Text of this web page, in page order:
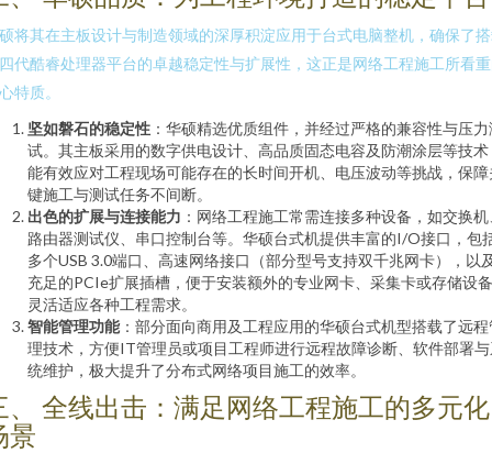
将其在主板设计与制造领域的深厚积淀应用于台式电脑整机，确保了
代酷睿处理器平台的卓越稳定性与扩展性，这正是网络工程施工所看
特质。
坚如磐石的稳定性 ：华硕精选优质组件，并经过严格的兼容性与压
试。其主板采用的数字供电设计、高品质固态电容及防潮涂层等技术
能有效应对工程现场可能存在的长时间开机、电压波动等挑战，保障
键施工与测试任务不间断。
出色的扩展与连接能力 ：网络工程施工常需连接多种设备，如交换
路由器测试仪、串口控制台等。华硕台式机提供丰富的I/O接口，包
多个USB 3.0端口、高速网络接口（部分型号支持双千兆网卡），以
充足的PCIe扩展插槽，便于安装额外的专业网卡、采集卡或存储设
灵活适应各种工程需求。
智能管理功能：部分面向商用及工程应用的华硕台式机型搭载了远程
理技术，方便IT管理员或项目工程师进行远程故障诊断、软件部署
统维护，极大提升了分布式网络项目施工的效率。
、 全线出击：满足网络工程施工的多元化
景